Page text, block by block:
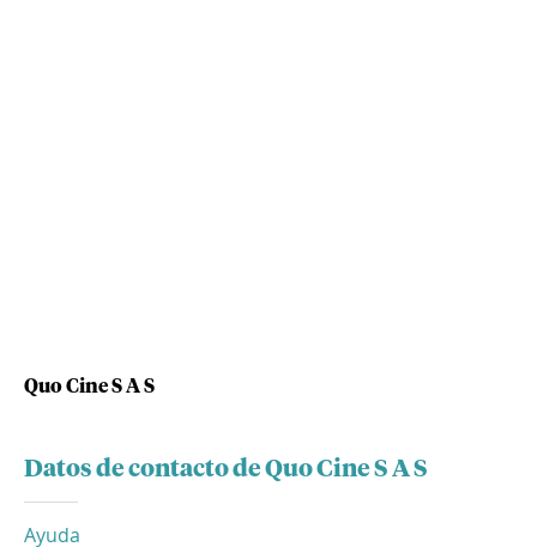
Quo Cine S A S
Datos de contacto de Quo Cine S A S
Ayuda